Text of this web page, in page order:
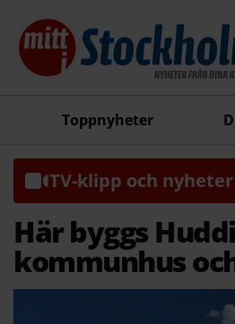
Toppnyheter
TV-klipp och nyheter
Här byggs
kommunhus